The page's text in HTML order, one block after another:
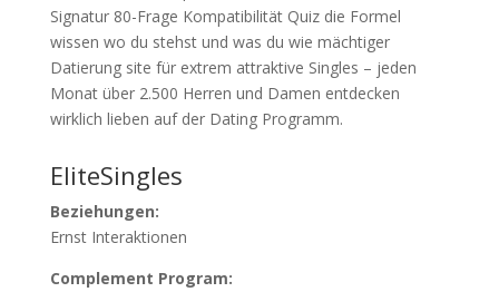
Signatur 80-Frage Kompatibilität Quiz die Formel
wissen wo du stehst und was du wie mächtiger
Datierung site für extrem attraktive Singles – jeden
Monat über 2.500 Herren und Damen entdecken
wirklich lieben auf der Dating Programm.
EliteSingles
Beziehungen:
Ernst Interaktionen
Complement Program: